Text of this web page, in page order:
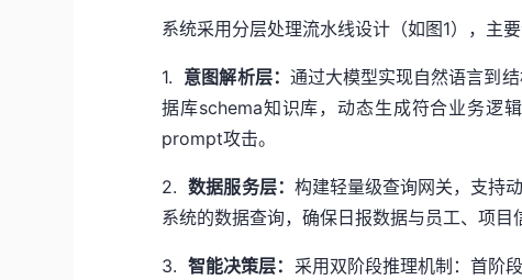
系统采用分层处理流水线设计（如图1），主要
1. 意图解析层： 通过大模型实现自然语言到
据库schema知识库，动态生成符合业务逻
prompt攻击。
2. 数据服务层： 构建轻量级查询网关，支持
系统的数据查询，确保日报数据与员工、项目
3. 智能决策层： 采用双阶段推理机制：首阶